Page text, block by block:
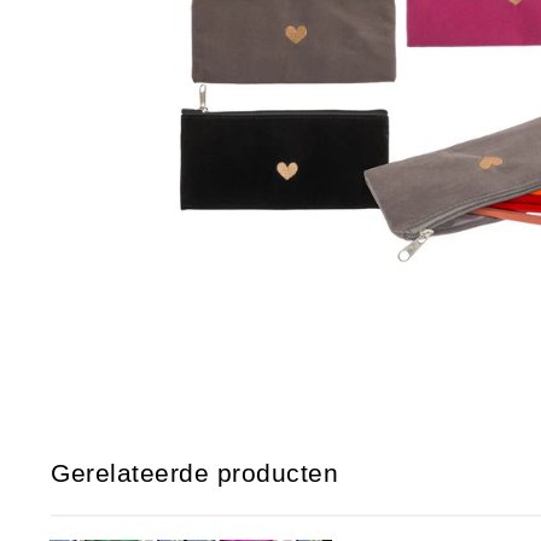
Gerelateerde producten